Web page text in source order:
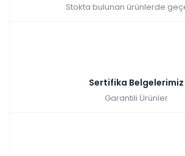
Stokta bulunan ürünlerde
Sertifika Belgelerimiz
Garantili Ürünler